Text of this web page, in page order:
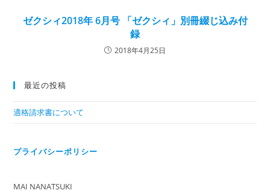
ゼクシィ2018年 6月号 「ゼクシィ」別冊綴じ込み付
録
2018年4月25日
最近の投稿
適格請求書について
プライバシーポリシー
MAI NANATSUKI